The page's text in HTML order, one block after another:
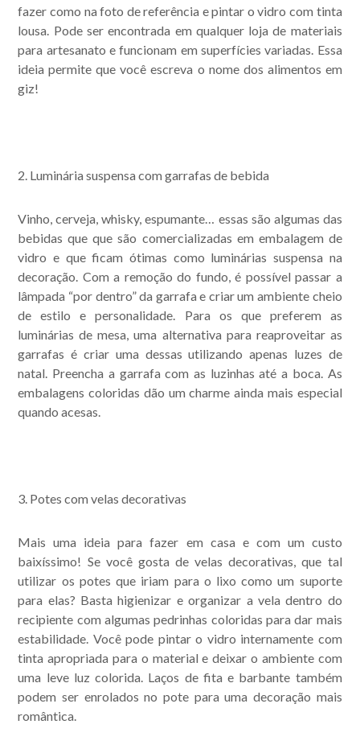
fazer como na foto de referência e pintar o vidro com tinta
lousa. Pode ser encontrada em qualquer loja de materiais
para artesanato e funcionam em superfícies variadas. Essa
ideia permite que você escreva o nome dos alimentos em
giz!
2. Luminária suspensa com garrafas de bebida
Vinho, cerveja, whisky, espumante… essas são algumas das
bebidas que que são comercializadas em embalagem de
vidro e que ficam ótimas como luminárias suspensa na
decoração. Com a remoção do fundo, é possível passar a
lâmpada “por dentro” da garrafa e criar um ambiente cheio
de estilo e personalidade. Para os que preferem as
luminárias de mesa, uma alternativa para reaproveitar as
garrafas é criar uma dessas utilizando apenas luzes de
natal. Preencha a garrafa com as luzinhas até a boca. As
embalagens coloridas dão um charme ainda mais especial
quando acesas.
3. Potes com velas decorativas
Mais uma ideia para fazer em casa e com um custo
baixíssimo! Se você gosta de velas decorativas, que tal
utilizar os potes que iriam para o lixo como um suporte
para elas? Basta higienizar e organizar a vela dentro do
recipiente com algumas pedrinhas coloridas para dar mais
estabilidade. Você pode pintar o vidro internamente com
tinta apropriada para o material e deixar o ambiente com
uma leve luz colorida. Laços de fita e barbante também
podem ser enrolados no pote para uma decoração mais
romântica.